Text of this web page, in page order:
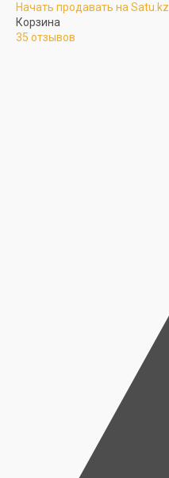
Начать продавать на Satu.kz
Корзина
35 отзывов